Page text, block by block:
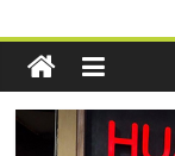
ข้อมูล
ธุรกิจ